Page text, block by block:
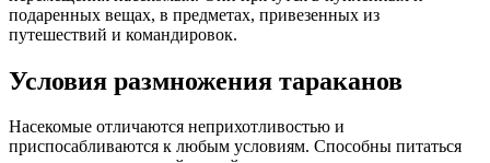
подаренных вещах, в предметах, привезенных из
путешествий и командировок.
Условия размножения тараканов
Насекомые отличаются неприхотливостью и
приспосабливаются к любым условиям. Способны питаться